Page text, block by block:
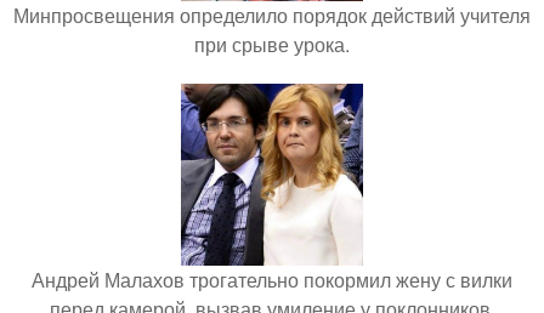
Минпросвещения определило порядок действий учителя
при срыве урока.
Андрей Малахов трогательно покормил жену с вилки